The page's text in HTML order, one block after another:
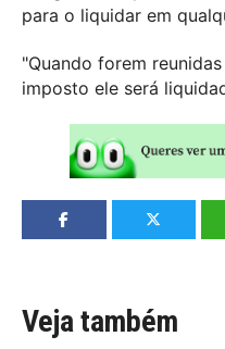
para o liquidar em
"Quando forem
imposto ele será
Veja também